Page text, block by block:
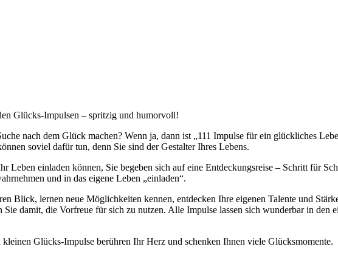
Glücks-Impulsen – spritzig und humorvoll!
nach dem Glück machen? Wenn ja, dann ist „111 Impulse für ein glückliches
soviel dafür tun, denn Sie sind der Gestalter Ihres Lebens.
einladen können, Sie begeben sich auf eine Entdeckungsreise – Schritt für
und in das eigene Leben „einladen“.
Blick, lernen neue Möglichkeiten kennen, entdecken Ihre eigenen Talente und
damit, die Vorfreue für sich zu nutzen. Alle Impulse lassen sich wunderbar in den
Glücks-Impulse berühren Ihr Herz und schenken Ihnen viele Glücksmomente.